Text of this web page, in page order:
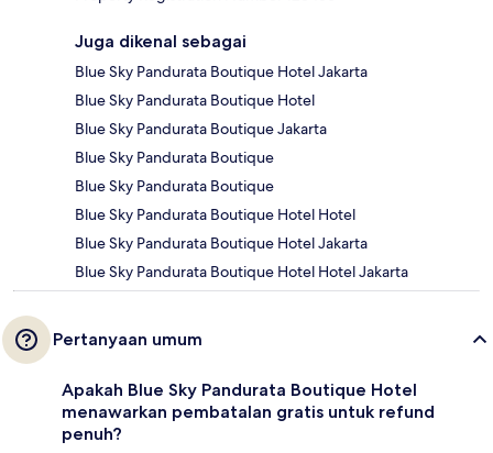
Juga dikenal sebagai
Blue Sky Pandurata Boutique Hotel Jakarta
Blue Sky Pandurata Boutique Hotel
Blue Sky Pandurata Boutique Jakarta
Blue Sky Pandurata Boutique
Blue Sky Pandurata Boutique
Blue Sky Pandurata Boutique Hotel Hotel
Blue Sky Pandurata Boutique Hotel Jakarta
Blue Sky Pandurata Boutique Hotel Hotel Jakarta
Pertanyaan umum
Apakah Blue Sky Pandurata Boutique Hotel
menawarkan pembatalan gratis untuk refund
penuh?